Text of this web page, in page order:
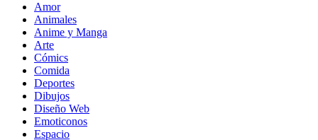
Amor
Animales
Anime y Manga
Arte
Cómics
Comida
Deportes
Dibujos
Diseño Web
Emoticonos
Espacio